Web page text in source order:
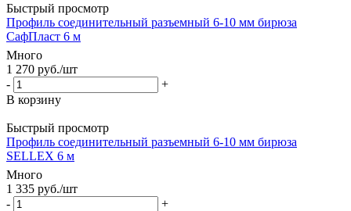
Быстрый просмотр
Профиль соединительный разъемный 6-10 мм бирюза
СафПласт 6 м
Много
1 270 руб./шт
-
+
В корзину
Быстрый просмотр
Профиль соединительный разъемный 6-10 мм бирюза
SELLEX 6 м
Много
1 335 руб./шт
-
+